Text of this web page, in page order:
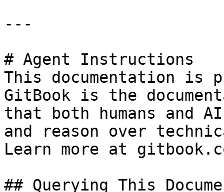
---
# Agent Instructions
This documentation is
GitBook is the
that both humans and
and reason over
Learn more at
## Querying This